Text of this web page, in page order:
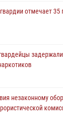
отмечает 35
незаконному